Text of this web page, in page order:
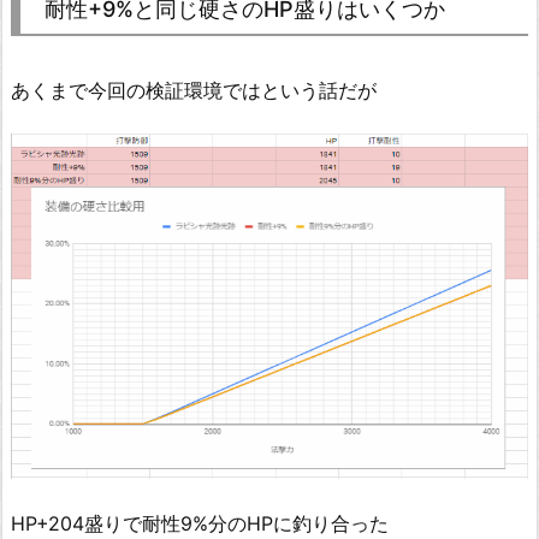
耐性+9%と同じ硬さのHP盛りはいくつか
あくまで今回の検証環境ではという話だが
HP+204盛りで耐性9%分のHPに釣り合った